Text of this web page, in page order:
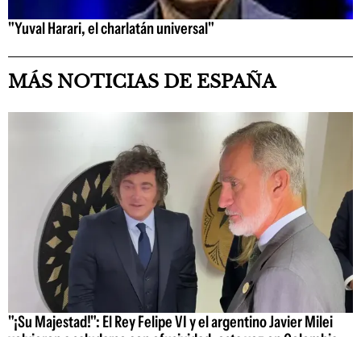
"Yuval Harari, el charlatán universal"
MÁS NOTICIAS DE ESPAÑA
"¡Su Majestad!": El Rey Felipe VI y el argentino Javier Milei